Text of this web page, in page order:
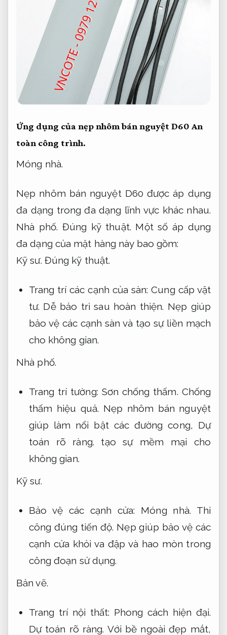
Ứng dụng của nẹp nhôm bán nguyệt D60 An
toàn công trình.
Móng nhà.
Nẹp nhôm bán nguyệt D60 được áp dụng
đa dạng trong đa dạng lĩnh vực khác nhau.
Nhà phố. Đúng kỹ thuật. Một số áp dụng
đa dạng của mặt hàng này bao gồm:
Kỹ sư. Đúng kỹ thuật.
Trang trí các cạnh của sàn:Cung cấp vật
tư. Dễ bảo trì sau hoàn thiện. Nẹp giúp
bảo vệ các cạnh sàn và tạo sự liền mạch
cho không gian.
Nhà phố.
Trang trí tường: Sơn chống thấm. Chống
thấm hiệu quả. Nẹp nhôm bán nguyệt
giúp làm nổi bật các đường cong, Dự
toán rõ ràng. tạo sự mềm mại cho
không gian.
Kỹ sư.
Bảo vệ các cạnh cửa: Móng nhà. Thi
công đúng tiến độ. Nẹp giúp bảo vệ các
cạnh cửa khỏi va đập và hao mòn trong
công đoạn sử dụng.
Bản vẽ.
Trang trí nội thất: Phong cách hiện đại.
Dự toán rõ ràng. Với bề ngoài đẹp mắt,